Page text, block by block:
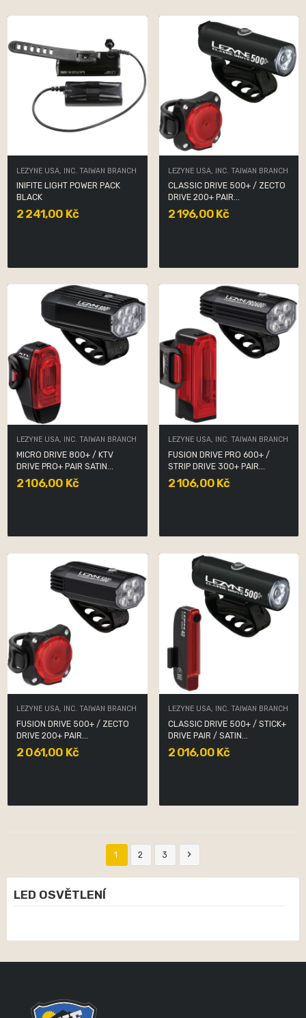
LED OSVĚTLENÍ
LEZYNE USA, INC. TAIWAN BRANCH
INIFITE LIGHT POWER PACK
BLACK
2 241,00 Kč
LEZYNE USA, INC. TAIWAN BRANCH
CLASSIC DRIVE 500+ / ZECTO
DRIVE 200+ PAIR...
2 196,00 Kč
LEZYNE USA, INC. TAIWAN BRANCH
MICRO DRIVE 800+ / KTV
DRIVE PRO+ PAIR SATIN...
2 106,00 Kč
LEZYNE USA, INC. TAIWAN BRANCH
FUSION DRIVE PRO 600+ /
STRIP DRIVE 300+ PAIR...
2 106,00 Kč
LEZYNE USA, INC. TAIWAN BRANCH
FUSION DRIVE 500+ / ZECTO
DRIVE 200+ PAIR...
2 061,00 Kč
LEZYNE USA, INC. TAIWAN BRANCH
CLASSIC DRIVE 500+ / STICK+
DRIVE PAIR / SATIN...
2 016,00 Kč
1 2 3 